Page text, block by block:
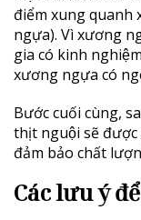
điểm xung quanh
ngựa). Vì xương
gia có kinh
xương ngựa có
Bước cuối cùng,
thịt nguội sẽ được
đảm bảo chất
Các lưu ý